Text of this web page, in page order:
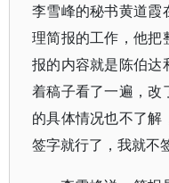
李雪峰的秘书黄道霞
理简报的工作，他把
报的内容就是陈伯达
着稿子看了一遍，改
的具体情况也不了解
签字就行了，我就不